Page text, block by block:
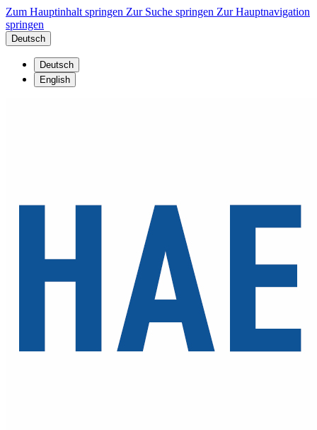
Zum Hauptinhalt springen Zur Suche springen Zur Hauptnavigation
springen
Deutsch
Deutsch
English